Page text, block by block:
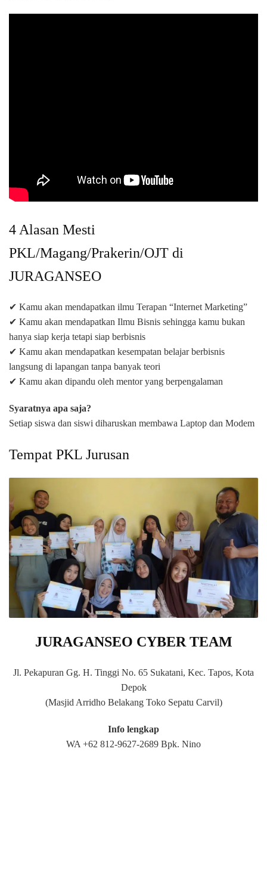
4 Alasan Mesti
PKL/Magang/Prakerin/OJT di
JURAGANSEO
✔ Kamu akan mendapatkan ilmu Terapan “Internet Marketing”
✔ Kamu akan mendapatkan Ilmu Bisnis sehingga kamu bukan
hanya siap kerja tetapi siap berbisnis
✔ Kamu akan mendapatkan kesempatan belajar berbisnis
langsung di lapangan tanpa banyak teori
✔ Kamu akan dipandu oleh mentor yang berpengalaman
Syaratnya apa saja?
Setiap siswa dan siswi diharuskan membawa Laptop dan Modem
Tempat PKL Jurusan
JURAGANSEO CYBER TEAM
Jl. Pekapuran Gg. H. Tinggi No. 65 Sukatani, Kec. Tapos, Kota
Depok
(Masjid Arridho Belakang Toko Sepatu Carvil)
Info lengkap
WA +62 812-9627-2689 Bpk. Nino